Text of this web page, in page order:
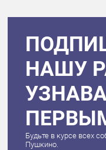
НАШУ
Будьте в курсе всех
Пушкино.